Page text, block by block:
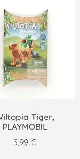
Tiger,
PLAYMOBIL
3,99 €